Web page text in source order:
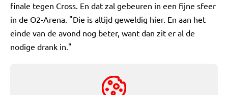
finale tegen Cross. En dat zal gebeuren in een fijne sfeer
in de O2-Arena. "Die is altijd geweldig hier. En aan het
einde van de avond nog beter, want dan zit er al de
nodige drank in."